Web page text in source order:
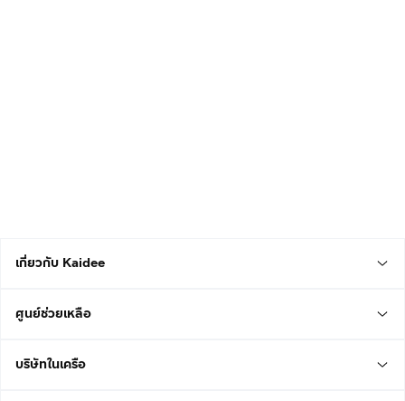
เกี่ยวกับ Kaidee
ศูนย์ช่วยเหลือ
บริษัทในเครือ